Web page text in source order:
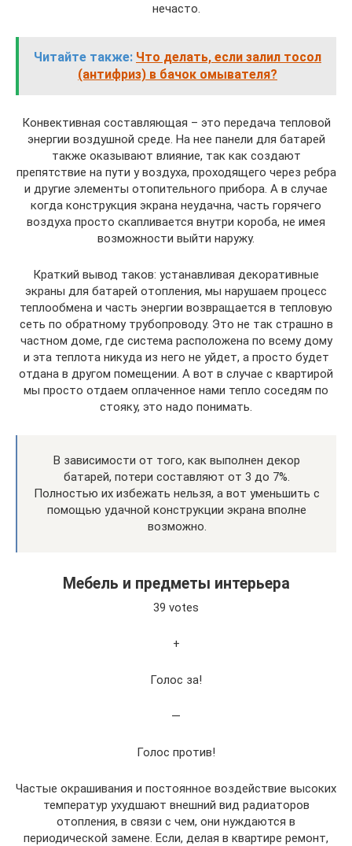
нечасто.
Читайте также: Что делать, если залил тосол
(антифриз) в бачок омывателя?
Конвективная составляющая – это передача тепловой
энергии воздушной среде. На нее панели для батарей
также оказывают влияние, так как создают
препятствие на пути у воздуха, проходящего через ребра
и другие элементы отопительного прибора. А в случае
когда конструкция экрана неудачна, часть горячего
воздуха просто скапливается внутри короба, не имея
возможности выйти наружу.
Краткий вывод таков: устанавливая декоративные
экраны для батарей отопления, мы нарушаем процесс
теплообмена и часть энергии возвращается в тепловую
сеть по обратному трубопроводу. Это не так страшно в
частном доме, где система расположена по всему дому
и эта теплота никуда из него не уйдет, а просто будет
отдана в другом помещении. А вот в случае с квартирой
мы просто отдаем оплаченное нами тепло соседям по
стояку, это надо понимать.
В зависимости от того, как выполнен декор
батарей, потери составляют от 3 до 7%.
Полностью их избежать нельзя, а вот уменьшить с
помощью удачной конструкции экрана вполне
возможно.
Мебель и предметы интерьера
39 votes
+
Голос за!
—
Голос против!
Частые окрашивания и постоянное воздействие высоких
температур ухудшают внешний вид радиаторов
отопления, в связи с чем, они нуждаются в
периодической замене. Если, делая в квартире ремонт,